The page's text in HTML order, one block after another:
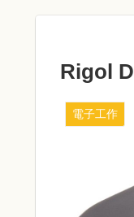
Rigol
電子工作